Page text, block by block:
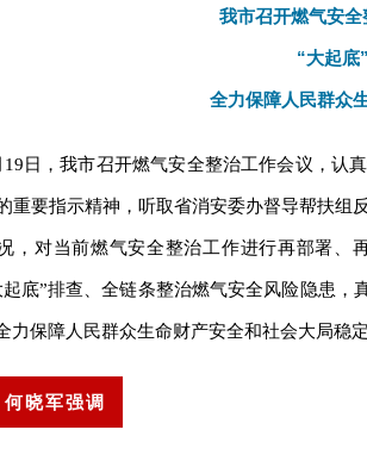
我市召开燃气安
“大起底
全力保障人民群众
19日，我市召开燃气安全整治工作会议，认
重要指示精神，听取省消安委办督导帮扶组
，对当前燃气安全整治工作进行再部署、
底”排查、全链条整治燃气安全风险隐患，
力保障人民群众生命财产安全和社会大局稳定
何晓军强调